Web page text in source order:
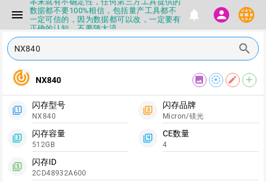
menu
数据都不要100%相信，包括量产工具都不
一定可信的，因为数据都可以改，一定要有
正确的认知，不要随大流
▪如果发现数据有错误，或者存在误导，欢
迎积极反馈，Flashinfo尽量维护最正确的
签啦，使用更加丝滑，快点击下载吧
下载服务会暂停一段时间才能恢复
▪Flashinfo提供的所有数据仅供参考，DIY
本来就有不确定性，任何第三方工具提供的
数据都不要100%相信，包括量产工具都不
一定可信的，因为数据都可以改，一定要有
正确的认知，不要随大流
迎积极反馈，Flashinfo尽量维护最正确的
指导性数据
notifications person language
search
track_changes NX840 image filter_tilt_shift edit add
filter_1
闪存型号
NX840
filter_2
闪存品牌
Micron/镁光
filter_3
闪存容量
512GB
filter_4
CE数量
4
filter_5
闪存ID
2CD48932A600